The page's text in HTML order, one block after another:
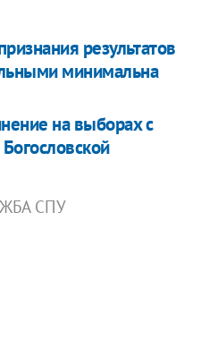
результатов
минимальна
на выборах с
СПУ